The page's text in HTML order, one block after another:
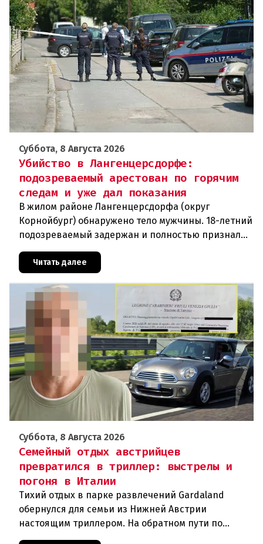
Суббота, 8 Августа 2026
Убийство в Лангенцерсдорфе:
подозреваемый арестован по горячим
следам и уже дал показания
В жилом районе Лангенцерсдорфа (округ
Корнойбург) обнаружено тело мужчины. 18-летний
подозреваемый задержан и полностью признал
свою вину. По данным следствия, преступление
могло быть совершено на поч
Читать далее
Суббота, 8 Августа 2026
Семейный отдых австрийцев
превратился в триллер: выстрелы и
погоня в Италии
Тихий отдых в парке развлечений Gardaland
обернулся для семьи из Нижней Австрии
настоящим триллером. На обратном пути по